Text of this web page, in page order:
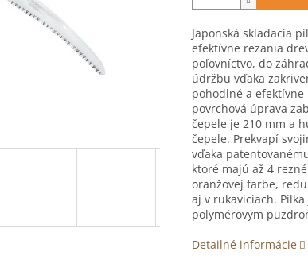
Japonská skladacia
efektívne rezania
poľovníctvo, do
údržbu vďaka
pohodlné a
povrchová úprava
čepele je 210 mm a
čepele. Prekvapí
vďaka
ktoré majú až 4
oranžovej farbe,
aj v rukaviciach.
polymérovým
Detailné informácie